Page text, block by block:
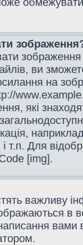
ви
на
які
т.п. Для
[img].
важливу
в